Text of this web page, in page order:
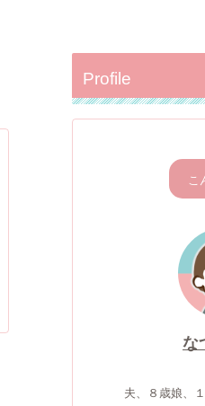
Profile
こ
な
夫、８歳娘、